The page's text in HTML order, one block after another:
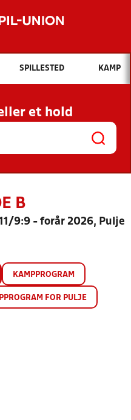
Hvad vil du søge efter?
OG NYHEDER
KLUBBER OG
SPILLESTED KAMP
et hold
B
9:9 - forår 2026, Pulje
KAMPPROGRAM
FOR PULJE